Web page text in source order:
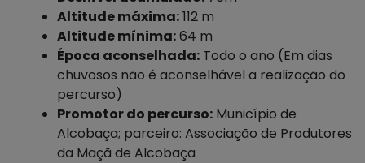
Altitude máxima:112 m
Altitude mínima:64 m
Época aconselhada: Todo o ano (Em dias
chuvosos não é aconselhável a realização do
percurso)
Promotor do percurso: Município de
Alcobaça; parceiro: Associação de Produtores
da Maçã de Alcobaça